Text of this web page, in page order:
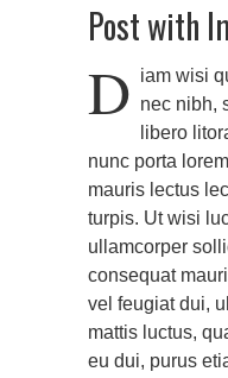
Post with
D iam wisi
nec nibh,
libero
nunc porta
mauris lectus
turpis. Ut wisi
ullamcorper
consequat
vel feugiat dui,
mattis luctus,
eu dui, purus